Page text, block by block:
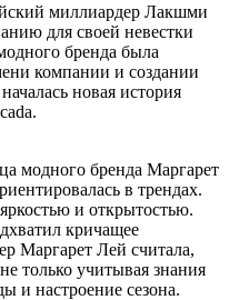
миллиардер Лакшми
для своей невестки
бренда была
компании и создании
новая история
модного бренда Маргарет
в трендах.
и открытостью.
кричащее
Маргарет Лей считала,
только учитывая знания
и настроение сезона.